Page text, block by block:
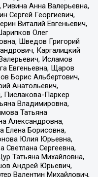
Ривина Анна Валерьевна,
Сергей Георгиевич,
Виталий Евгеньевич,
Олег
Шведов Григорий
Каргалицкий
Исламов
Евгеньевна, Щаров
Борис Альбертович,
Анатольевич,
Пислакова-Паркер
Владимировна,
Татьяна
Александровна,
Елена Борисовна,
Юлия Юрьевна,
Светлана Сергеевна,
Татьяна Михайловна,
Андрей Юрьевич,
Валентин Михайлович,